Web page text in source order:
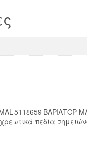
5118659 ΒΑΡΙΑΤΟΡ
πεδία